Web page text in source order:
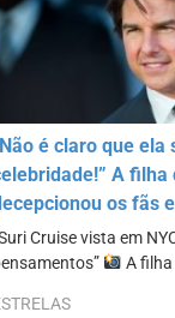
é claro que
A filha
os fãs
Cruise vista em
A filha